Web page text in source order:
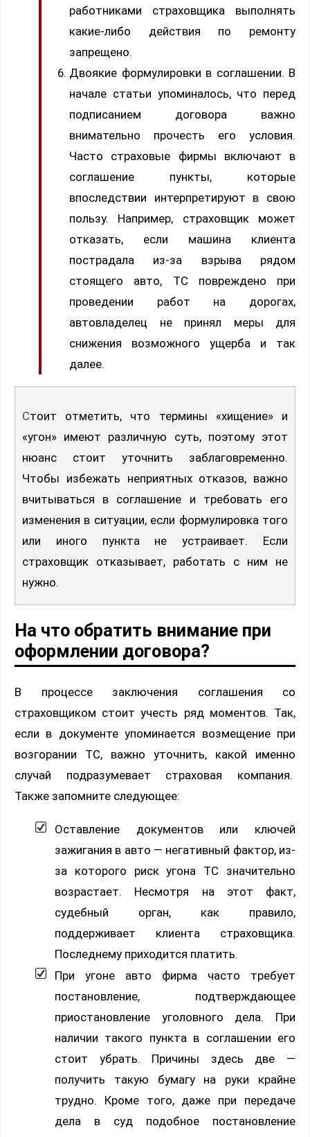
работниками страховщика выполнять
какие-либо действия по ремонту
запрещено.
Двоякие формулировки в соглашении. В
начале статьи упоминалось, что перед
подписанием договора важно
внимательно прочесть его условия.
Часто страховые фирмы включают в
соглашение пункты, которые
впоследствии интерпретируют в свою
пользу. Например, страховщик может
отказать, если машина клиента
пострадала из-за взрыва рядом
стоящего авто, ТС повреждено при
проведении работ на дорогах,
автовладелец не принял меры для
снижения возможного ущерба и так
далее.
Стоит отметить, что термины «хищение» и
«угон» имеют различную суть, поэтому этот
нюанс стоит уточнить заблаговременно.
Чтобы избежать неприятных отказов, важно
вчитываться в соглашение и требовать его
изменения в ситуации, если формулировка того
или иного пункта не устраивает. Если
страховщик отказывает, работать с ним не
нужно.
На что обратить внимание при
оформлении договора?
В процессе заключения соглашения со
страховщиком стоит учесть ряд моментов. Так,
если в документе упоминается возмещение при
возгорании ТС, важно уточнить, какой именно
случай подразумевает страховая компания.
Также запомните следующее:
Оставление документов или ключей
зажигания в авто — негативный фактор, из-
за которого риск угона ТС значительно
возрастает. Несмотря на этот факт,
судебный орган, как правило,
поддерживает клиента страховщика.
Последнему приходится платить.
При угоне авто фирма часто требует
постановление, подтверждающее
приостановление уголовного дела. При
наличии такого пункта в соглашении его
стоит убрать. Причины здесь две —
получить такую бумагу на руки крайне
трудно. Кроме того, даже при передаче
дела в суд подобное постановление